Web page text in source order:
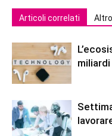
Articoli correlati